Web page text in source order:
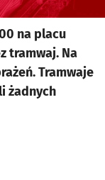
na placu
tramwaj. Na
Tramwaje
żadnych